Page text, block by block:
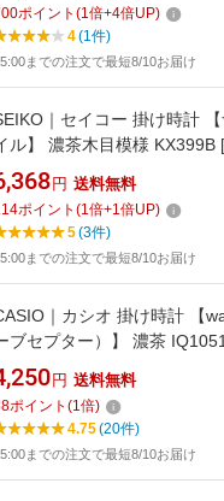
ポイント (1倍+4倍UP)
4(1件)
までの注文で最短8/10お届け
｜セイコー 掛け時計
ル】 濃茶木目模様 KX399B
有]
円 送料無料
ポイント (1倍+1倍UP)
5(3件)
までの注文で最短8/10お届け
｜カシオ 掛け時計 【
ブセプター）】 濃茶
受信機能有][IQ1051NJ5JF]
円 送料無料
ポイント (1倍)
4.75(20件)
までの注文で最短8/10お届け